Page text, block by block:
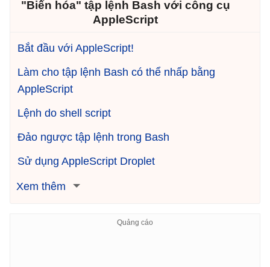
"Biến hóa" tập lệnh Bash với công cụ
AppleScript
Bắt đầu với AppleScript!
Làm cho tập lệnh Bash có thể nhấp bằng
AppleScript
Lệnh do shell script
Đảo ngược tập lệnh trong Bash
Sử dụng AppleScript Droplet
Xem thêm